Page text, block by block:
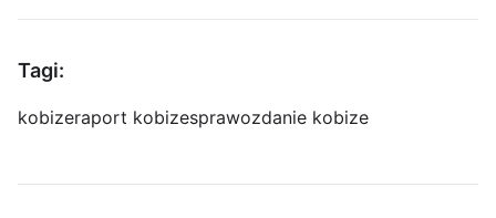
Tagi:
kobizeraport kobizesprawozdanie kobize